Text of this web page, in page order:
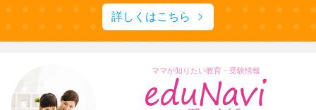
詳しくはこちら
ママが知りたい教育・受験情報